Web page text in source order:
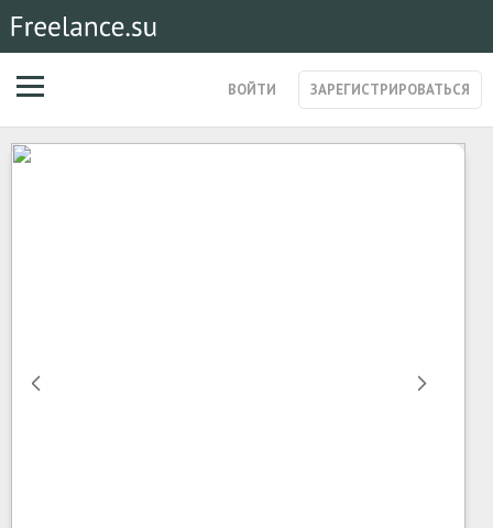
ВОЙТИ ЗАРЕГИСТРИРОВАТЬСЯ
ЗАКАЗЫ